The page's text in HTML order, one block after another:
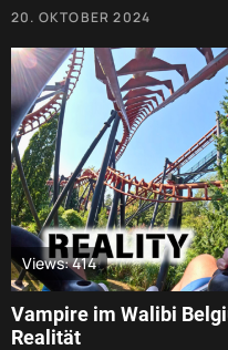
20. OKTOBER 2024
Views: 414
Vampire im Walibi
Realität